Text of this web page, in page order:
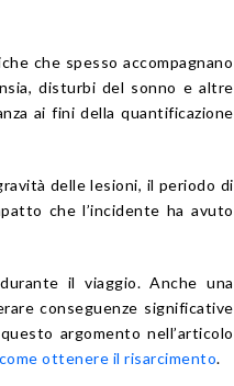
che spesso accompagnano
disturbi del sonno e altre
ai fini della quantificazione
delle lesioni, il periodo di
che l’incidente ha avuto
il viaggio. Anche una
conseguenze significative
argomento nell’articolo
ottenere il risarcimento.